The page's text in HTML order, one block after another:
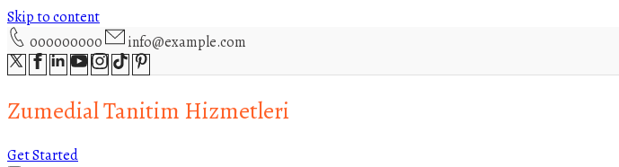
Skip to content
000000000
info@example.com
Zumedial Tanitim Hizmetleri
Get Started